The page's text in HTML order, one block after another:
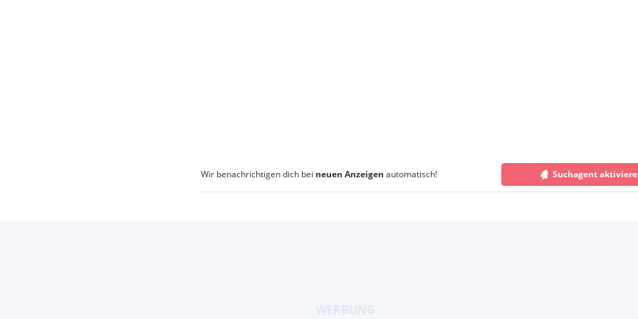
Wir benachrichtigen dich bei neuen Anzeigen automatisch! Suchagent